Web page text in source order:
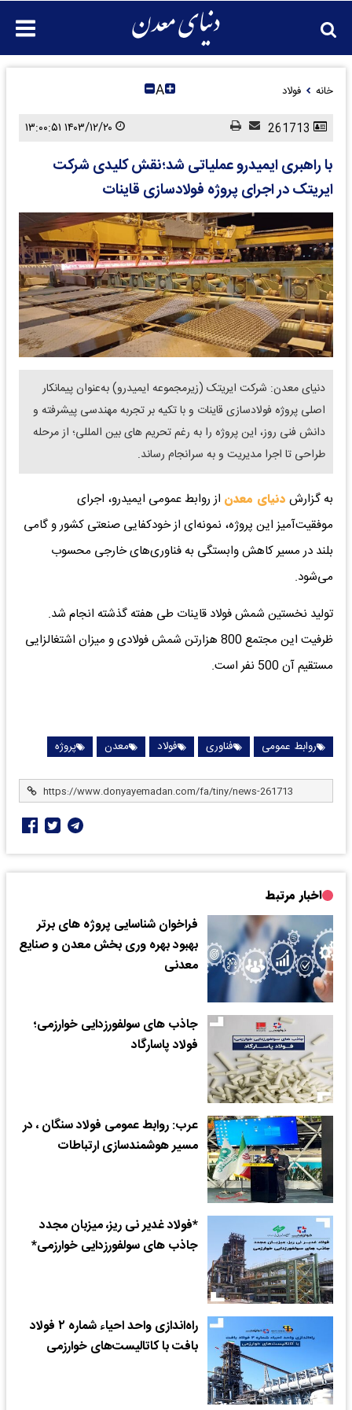
خانه فولاد A
با راهبری ایمیدرو عملیاتی شد؛نقش کلیدی شرکت
ایریتک در اجرای پروژه فولادسازی قاینات
دنیای معدن: شرکت ایریتک (زیرمجموعه ایمیدرو) به‌عنوان پیمانکار
اصلی پروژه فولادسازی قاینات و با تکیه بر تجربه مهندسی پیشرفته و
دانش فنی روز، این پروژه را به رغم تحریم های بین المللی؛ از مرحله
طراحی تا اجرا مدیریت و به سرانجام رساند.
به گزارش‌ دنیای معدن از روابط عمومی ایمیدرو، اجرای
موفقیت‌آمیز این پروژه، نمونه‌ای از خودکفایی صنعتی کشور و گامی
بلند در مسیر کاهش وابستگی به فناوری‌های خارجی محسوب
می‌شود.
تولید نخستین شمش فولاد قاینات طی هفته گذشته انجام شد.
ظرفیت این مجتمع 800 هزارتن شمش فولادی و میزان اشتغالزایی
مستقیم آن 500 نفر است.
روابط عمومی فناوری فولاد معدن پروژه
اخبار مرتبط
فراخوان شناسایی پروژه های برتر
بهبود بهره وری بخش معدن و صنایع
معدنی
جاذب های سولفورزدایی خوارزمی؛
فولاد پاسارگاد
عرب: روابط عمومی فولاد سنگان ، در
مسیر هوشمندسازی ارتباطات
*فولاد غدیر نی ریز، میزبان مجدد
جاذب های سولفورزدایی خوارزمی*
راه‌اندازی واحد احیاء شماره ۲ فولاد
بافت با کاتالیست‌های خوارزمی